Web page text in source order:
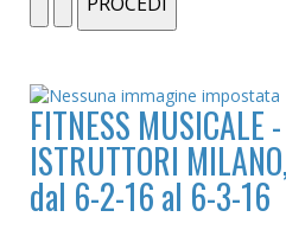
FITNESS MUSICALE
ISTRUTTORI
dal 6-2-16 al 6-3-16